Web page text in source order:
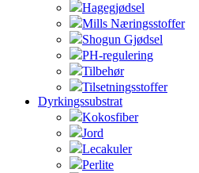
Hagegjødsel
Mills Næringsstoffer
Shogun Gjødsel
PH-regulering
Tilbehør
Tilsetningsstoffer
Dyrkingssubstrat
Kokosfiber
Jord
Lecakuler
Perlite